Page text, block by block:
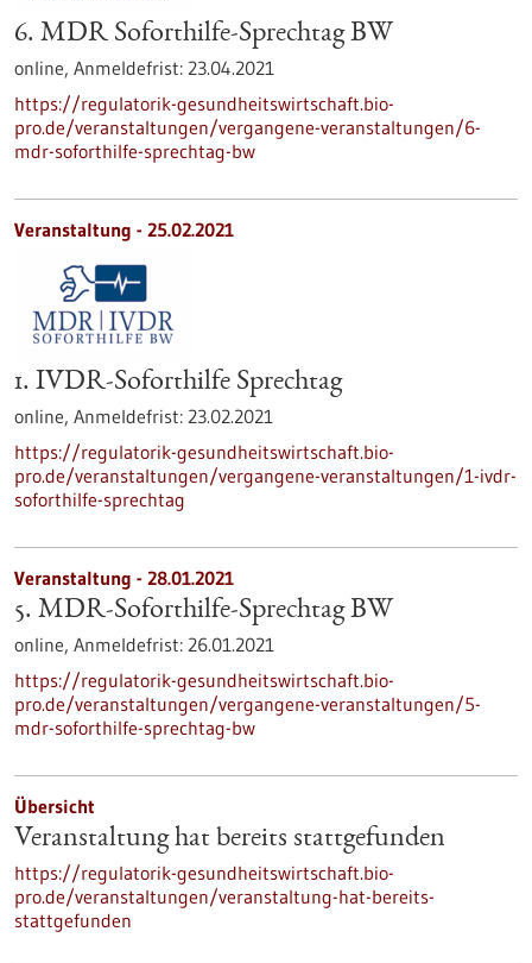
6. MDR Soforthilfe-Sprechtag BW
online, Anmeldefrist: 23.04.2021
https://regulatorik-gesundheitswirtschaft.bio-
pro.de/veranstaltungen/vergangene-veranstaltungen/6-
mdr-soforthilfe-sprechtag-bw
Veranstaltung - 25.02.2021
1. IVDR-Soforthilfe Sprechtag
online, Anmeldefrist: 23.02.2021
https://regulatorik-gesundheitswirtschaft.bio-
pro.de/veranstaltungen/vergangene-veranstaltungen/1-ivdr-
soforthilfe-sprechtag
Veranstaltung - 28.01.2021
5. MDR-Soforthilfe-Sprechtag BW
online, Anmeldefrist: 26.01.2021
https://regulatorik-gesundheitswirtschaft.bio-
pro.de/veranstaltungen/vergangene-veranstaltungen/5-
mdr-soforthilfe-sprechtag-bw
Übersicht
Veranstaltung hat bereits stattgefunden
https://regulatorik-gesundheitswirtschaft.bio-
pro.de/veranstaltungen/veranstaltung-hat-bereits-
stattgefunden